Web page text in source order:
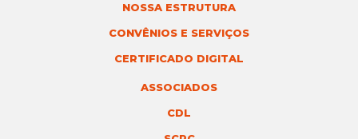
NOSSA ESTRUTURA
CONVÊNIOS E SERVIÇOS
CERTIFICADO DIGITAL
ASSOCIADOS
CDL